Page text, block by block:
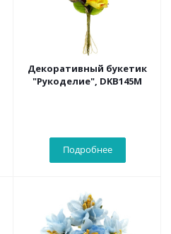
Декоративный букетик
"Рукоделие", DKB145M
Подробнее